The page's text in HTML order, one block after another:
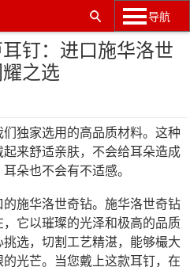
导航
钉：进口施华洛世
之选
独家选用的高品质材料。这种
来舒适亲肤，不会给耳朵造成
朵也不会有不适感。
施华洛世奇钻。施华洛世奇钻
它以璀璨的光泽和极高的品质
选，切割工艺精湛，能够樶大
光芒。当您戴上这款耳钉，在